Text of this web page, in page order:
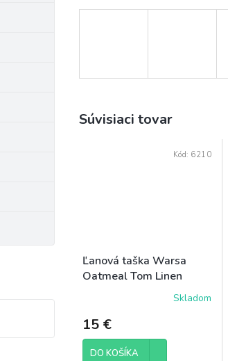
Súvisiaci tovar
Ľanová taška Warsa
Oatmeal Tom Linen
Skladom
15 €
DO KOŠÍKA
Kód: 6210